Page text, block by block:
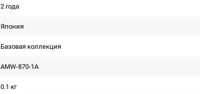
2 года
Япония
Базовая коллекция
AMW-870-1A
0.1 кг